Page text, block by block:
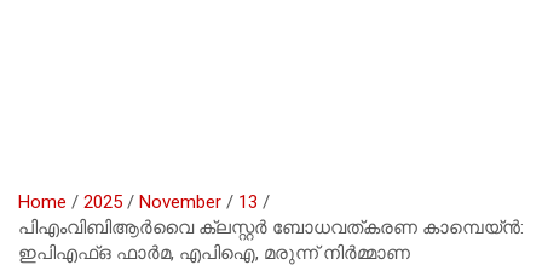
Home 2025 November
13
പിഎംവിബിആർവൈ ക്ലസ്റ്റർ ബോധവത്കരണ കാമ്പെയ്‌ൻ:
ഇപിഎഫ്ഒ ഫാർമ, എപിഐ, മരുന്ന് നിർമ്മാണ